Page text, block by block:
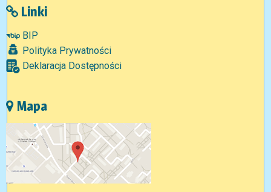
Linki
BIP
Polityka Prywatności
Deklaracja Dostępności
Mapa